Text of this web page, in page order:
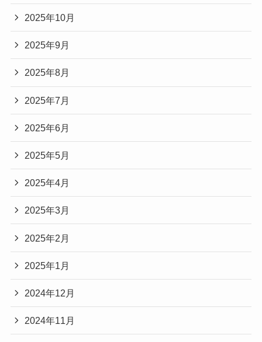
2025年10月
2025年9月
2025年8月
2025年7月
2025年6月
2025年5月
2025年4月
2025年3月
2025年2月
2025年1月
2024年12月
2024年11月